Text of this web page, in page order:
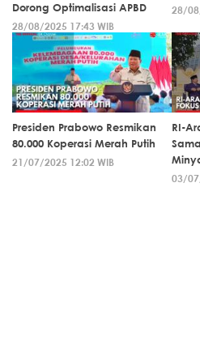
Dorong Optimalisasi APBD
28/08/2025 17:43 WIB
28/
Presiden Prabowo Resmikan
80.000 Koperasi Merah Putih
21/07/2025 12:02 WIB
RI-
03/